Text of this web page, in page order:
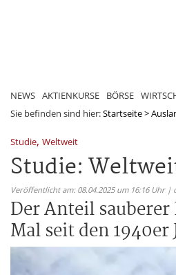
NEWS AKTIENKURSE BÖRSE
Sie befinden sind hier:Startseite>
Studie, Weltweit
Studie:
Veröffentlicht am: 08.04.2025 um 16:16 Uhr
Der Anteil
Mal seit den